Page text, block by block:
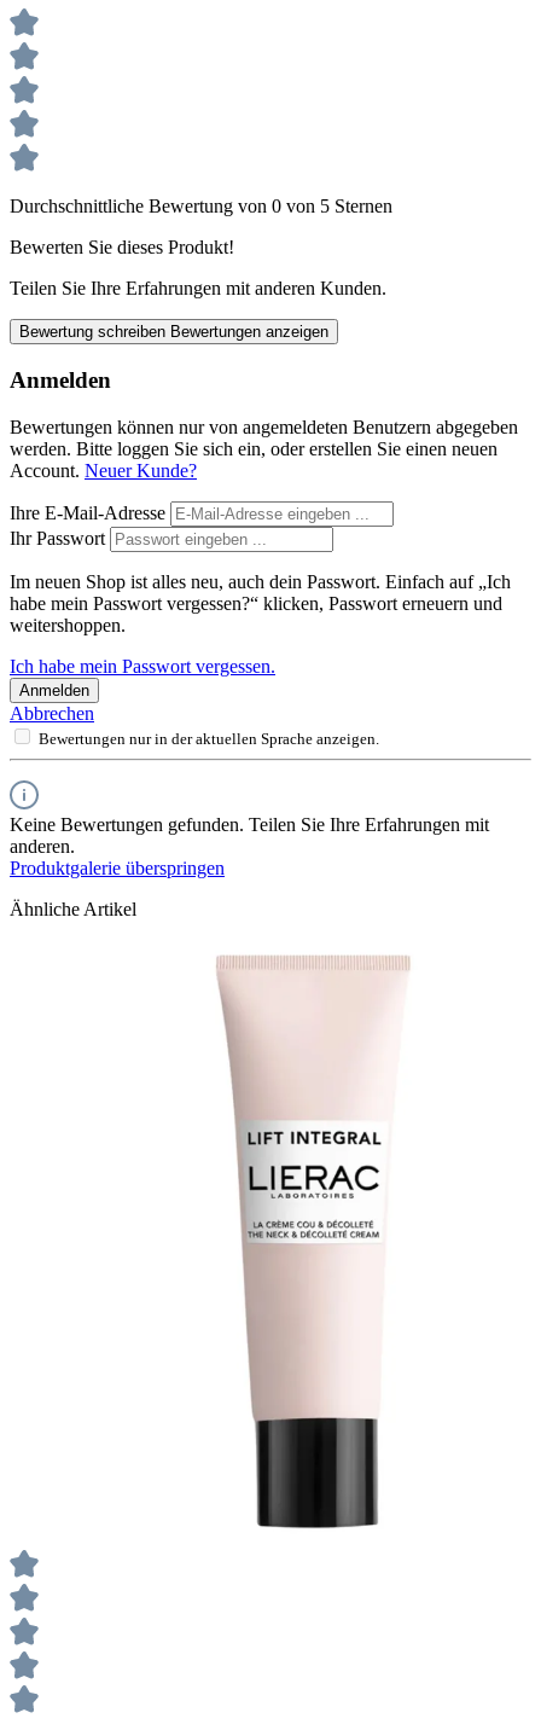
Durchschnittliche Bewertung von 0 von 5 Sternen
Bewerten Sie dieses Produkt!
Teilen Sie Ihre Erfahrungen mit anderen Kunden.
Bewertung schreiben Bewertungen anzeigen
Anmelden
Bewertungen können nur von angemeldeten Benutzern abgegeben
werden. Bitte loggen Sie sich ein, oder erstellen Sie einen neuen
Account. Neuer Kunde?
Ihre E-Mail-Adresse
Ihr Passwort
Im neuen Shop ist alles neu, auch dein Passwort. Einfach auf „Ich
habe mein Passwort vergessen?“ klicken, Passwort erneuern und
weitershoppen.
Ich habe mein Passwort vergessen.
Anmelden
Abbrechen
Bewertungen nur in der aktuellen Sprache anzeigen.
Keine Bewertungen gefunden. Teilen Sie Ihre Erfahrungen mit
anderen.
Produktgalerie überspringen
Ähnliche Artikel